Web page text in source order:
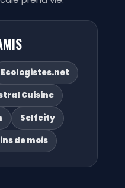
Ecologistes.net
Cuisine
Selfcity
de mois